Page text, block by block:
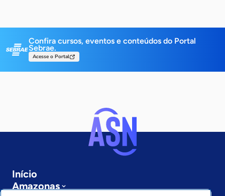
Confira cursos, eventos e conteúdos do Portal
Sebrae.
Acesse o Portal
Início
Amazonas